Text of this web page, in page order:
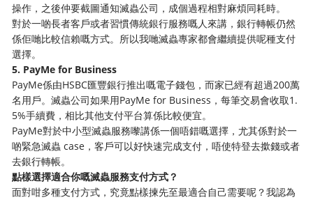
操作，之後仲要截圖通知滅蟲公司，成個過程相對麻煩同耗時。
對於一啲長者客戶或者習慣傳統銀行服務嘅人來講，銀行轉帳仍然
係佢哋比較信賴嘅方式。所以我哋滅蟲專家都會繼續提供呢種支付
選擇。
5. PayMe for Business
PayMe係由HSBC匯豐銀行推出嘅電子錢包，而家已經有超過200萬
名用戶。滅蟲公司如果用PayMe for Business，每筆交易會收取1.
5%手續費，相比其他支付平台算係比較便宜。
PayMe對於中小型滅蟲服務嚟講係一個唔錯嘅選擇，尤其係對於一
啲緊急滅蟲 case，客戶可以好快速完成支付，唔使特登去撳錢或者
去銀行轉帳。
點樣選擇適合你嘅滅蟲服務支付方式？
面對咁多種支付方式，究竟點樣揀先至最適合自己需要呢？我認為